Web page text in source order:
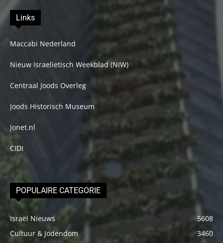
Links
Maccabi Nederland
Nieuw Israelietisch Weekblad (NIW)
Centraal Joods Overleg
Joods Historisch Museum
Jonet.nl
CIDI
POPULAIRE CATEGORIE
Israël Nieuws
5608
Cultuur & Jodendom
3460